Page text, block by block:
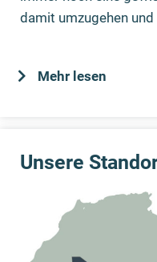
damit umzugehen
Mehr lesen
Unsere